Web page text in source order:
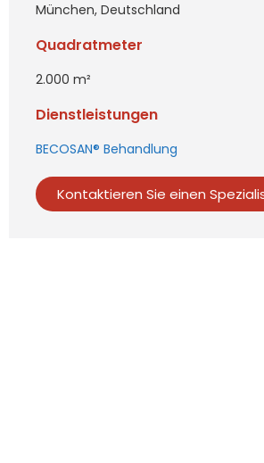
München, Deutschland
Quadratmeter
2.000 m²
Dienstleistungen
BECOSAN® Behandlung
Kontaktieren Sie einen